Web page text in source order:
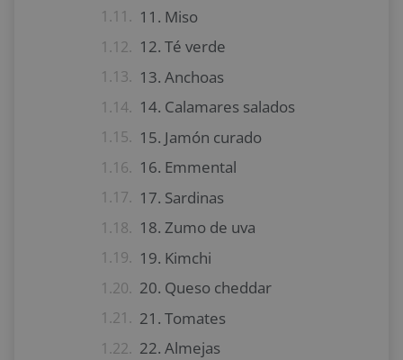
11. Miso
12. Té verde
13. Anchoas
14. Calamares salados
15. Jamón curado
16. Emmental
17. Sardinas
18. Zumo de uva
19. Kimchi
20. Queso cheddar
21. Tomates
22. Almejas